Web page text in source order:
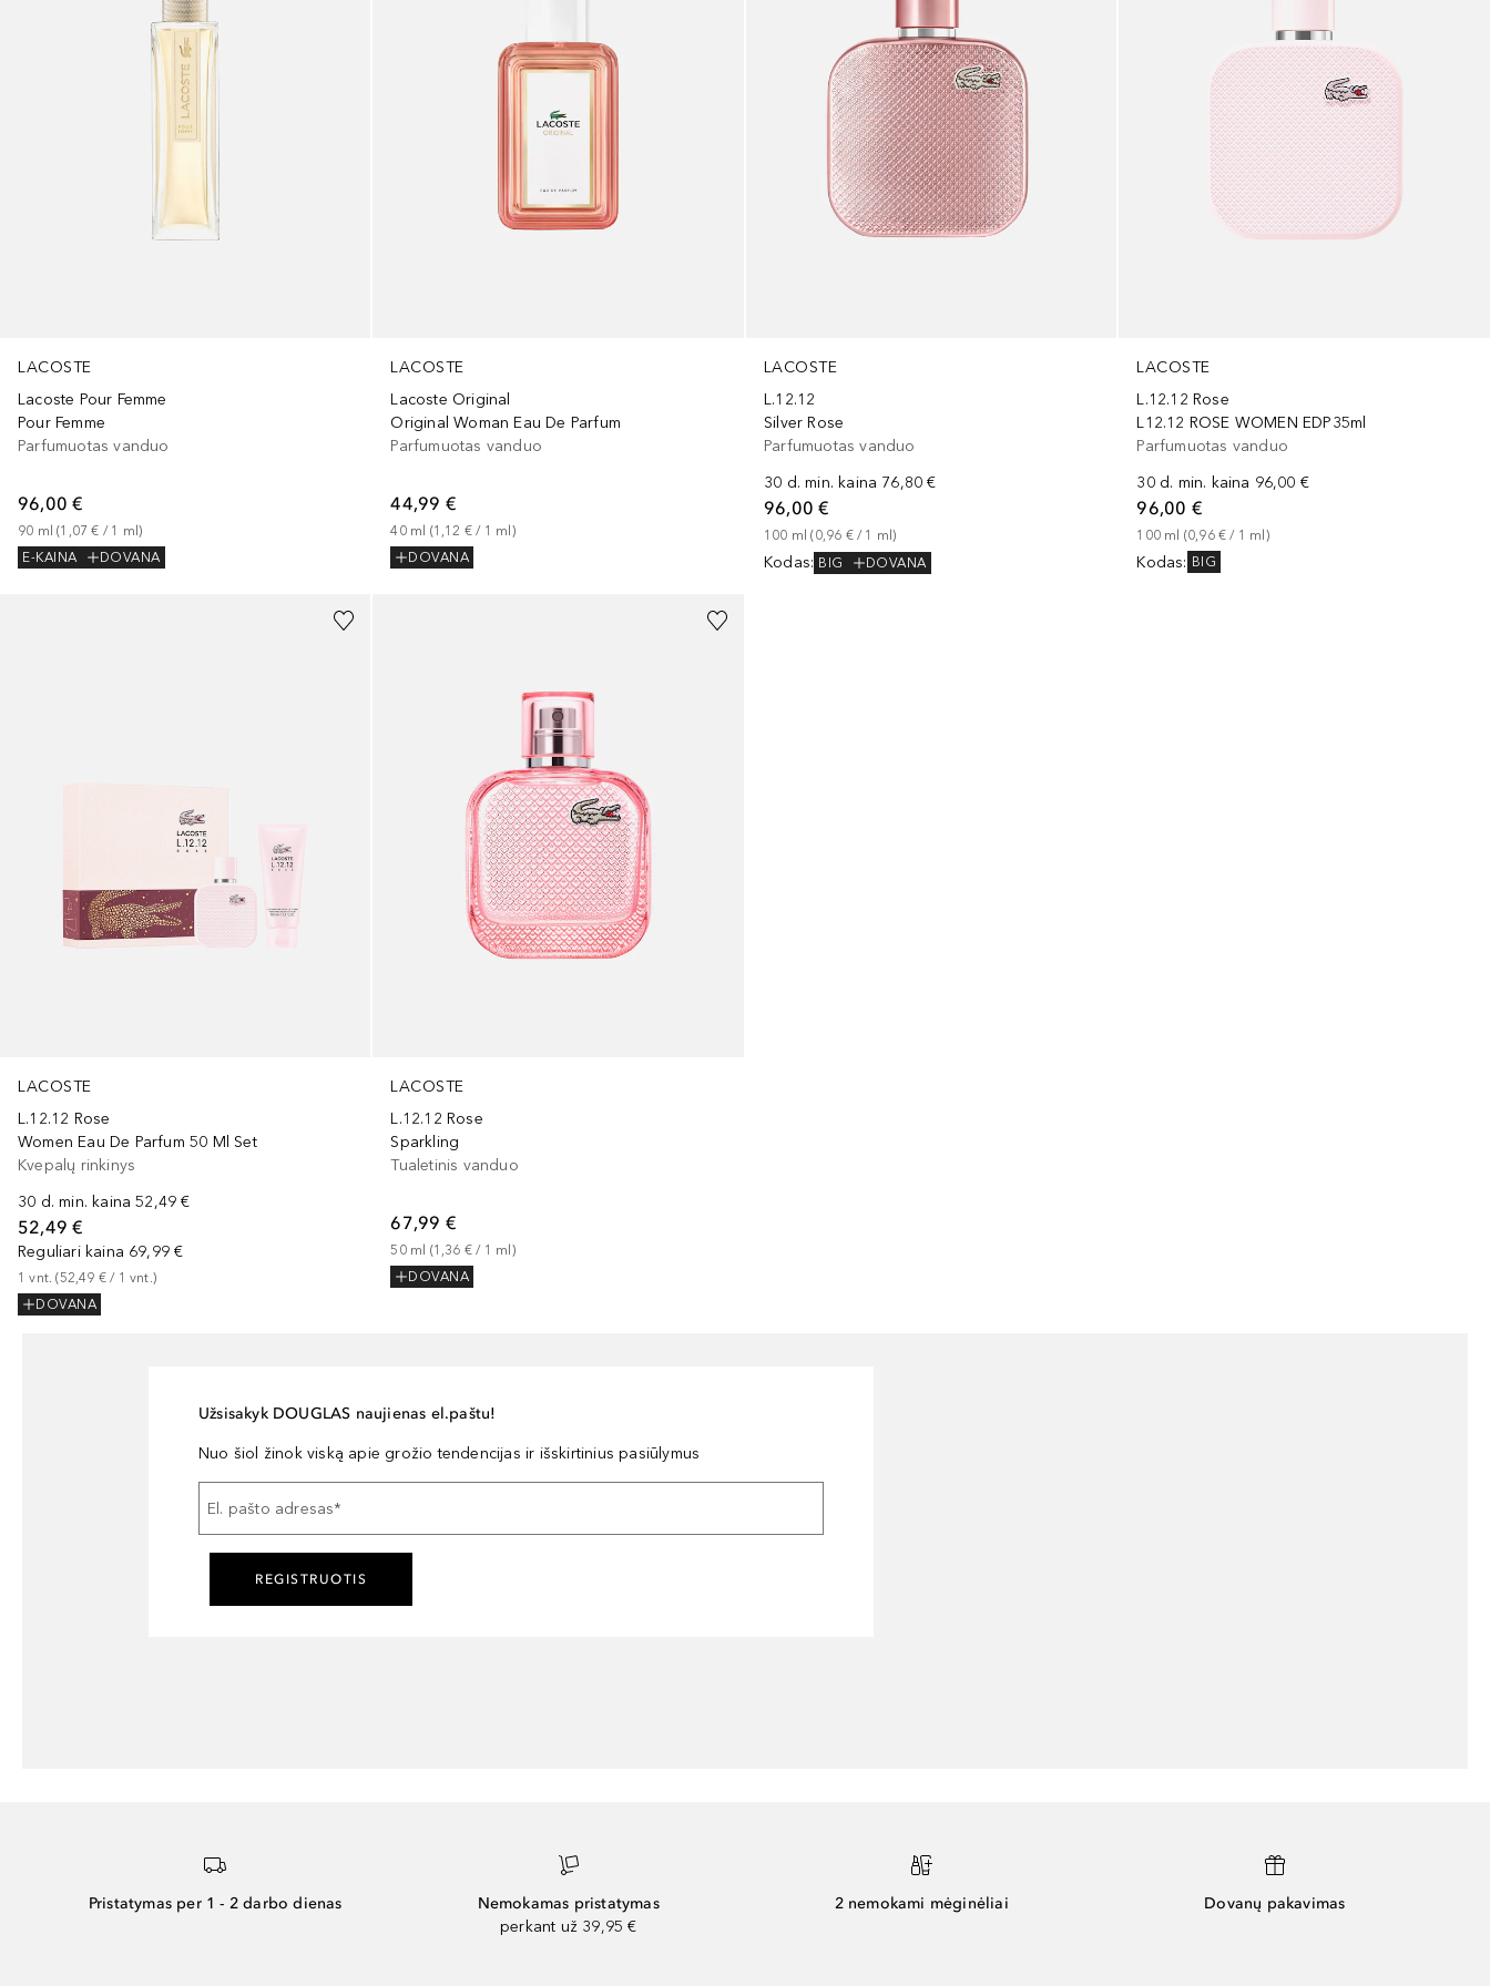
LACOSTE
Lacoste Pour Femme
Pour Femme
Parfumuotas vanduo
96,00 €
90 ml (1,07 € / 1 ml)
E-KAINA
DOVANA
LACOSTE
Lacoste Original
Original Woman Eau De Parfum
Parfumuotas vanduo
44,99 €
40 ml (1,12 € / 1 ml)
DOVANA
LACOSTE
L.12.12
Silver Rose
Parfumuotas vanduo
30 d. min. kaina 76,80 €
96,00 €
100 ml (0,96 € / 1 ml)
Kodas: BIG DOVANA
LACOSTE
L.12.12 Rose
L12.12 ROSE WOMEN EDP35ml
Parfumuotas vanduo
30 d. min. kaina 96,00 €
96,00 €
100 ml (0,96 € / 1 ml)
Kodas: BIG
LACOSTE
L.12.12 Rose
Women Eau De Parfum 50 Ml Set
Kvepalų rinkinys
30 d. min. kaina 52,49 €
52,49 €
Reguliari kaina 69,99 €
1 vnt. (52,49 € / 1 vnt.)
DOVANA
LACOSTE
L.12.12 Rose
Sparkling
Tualetinis vanduo
67,99 €
50 ml (1,36 € / 1 ml )
DOVANA
Užsisakyk DOUGLAS naujienas el.paštu!
Nuo šiol žinok viską apie grožio tendencijas ir išskirtinius pasiūlymus
El. pašto adresas*
REGISTRUOTIS
Pristatymas per 1 - 2 darbo dienas
Nemokamas pristatymas
perkant už 39,95 €
2 nemokami mėginėliai Dovanų pakavimas